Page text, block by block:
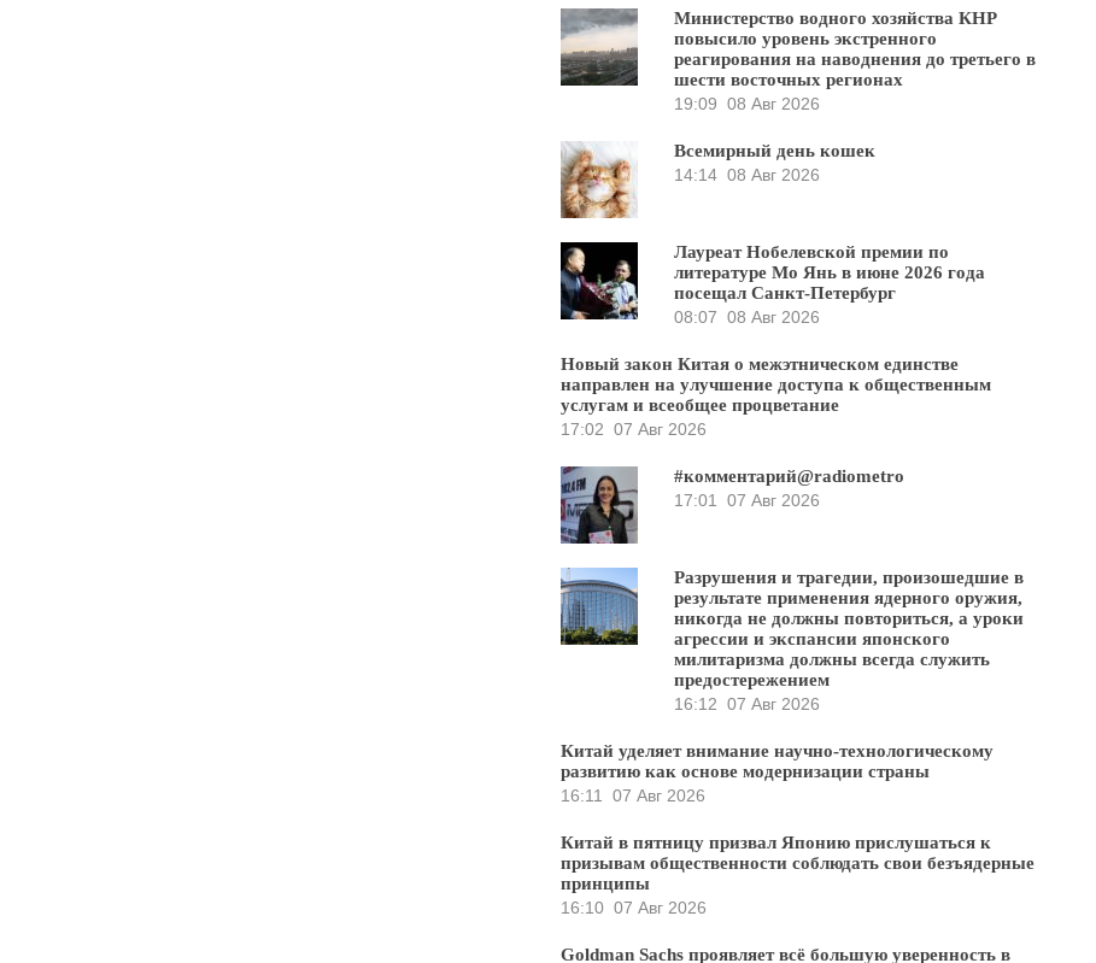
Министерство водного хозяйства КНР
повысило уровень экстренного
реагирования на наводнения до третьего в
шести восточных регионах
19:09 08 Авг 2026
Всемирный день кошек
14:14 08 Авг 2026
Лауреат Нобелевской премии по
литературе Мо Янь в июне 2026 года
посещал Санкт-Петербург
08:07 08 Авг 2026
Новый закон Китая о межэтническом единстве
направлен на улучшение доступа к общественным
услугам и всеобщее процветание
17:02 07 Авг 2026
#комментарий@radiometro
17:01
07 Авг 2026
Разрушения и трагедии, произошедшие в
результате применения ядерного оружия,
никогда не должны повториться, а уроки
агрессии и экспансии японского
милитаризма должны всегда служить
предостережением
16:12 07 Авг 2026
Китай уделяет внимание научно-технологическому
развитию как основе модернизации страны
16:11
07 Авг 2026
Китай в пятницу призвал Японию прислушаться к
призывам общественности соблюдать свои безъядерные
принципы
16:10 07 Авг 2026
Goldman Sachs проявляет всё большую уверенность в